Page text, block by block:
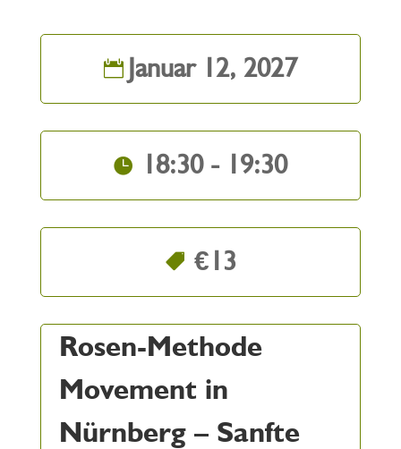
Januar 12, 2027
18:30 - 19:30
€13
Rosen-Methode
Movement in
Nürnberg – Sanfte